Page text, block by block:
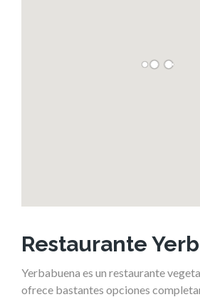
Restaurante
Yerbabuena es un restaurante
ofrece bastantes opciones